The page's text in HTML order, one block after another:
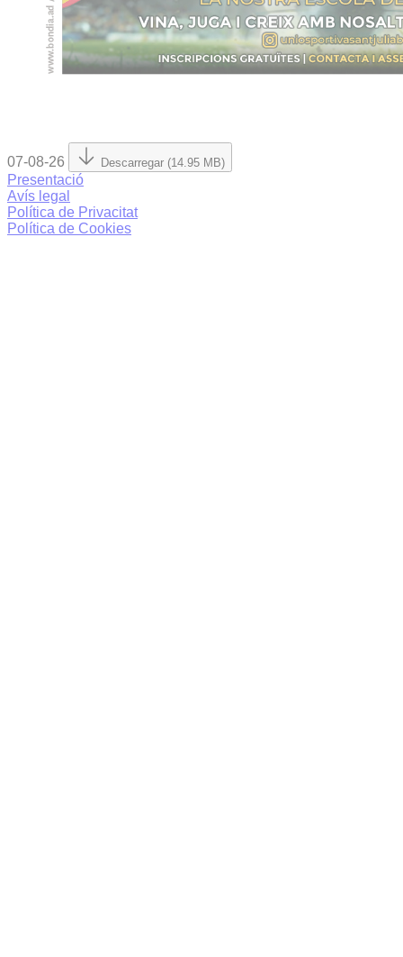
07-08-26 Descarregar (14.95 MB)
Presentació
Avís legal
Política de Privacitat
Política de Cookies